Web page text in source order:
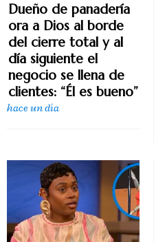
Dueño de panadería
ora a Dios al borde
del cierre total y al
día siguiente el
negocio se llena de
clientes: “Él es bueno”
hace un día